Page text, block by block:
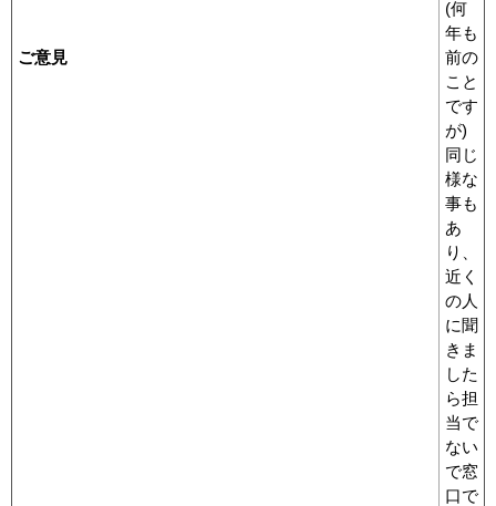
ご意見
(何
年も
前の
こと
です
が)
同じ
様な
事も
あ
り、
近く
の人
に聞
きま
した
ら担
当で
ない
で窓
口で